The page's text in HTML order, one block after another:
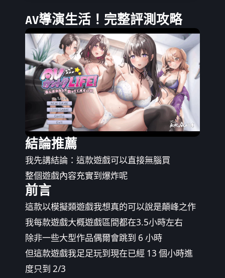
AV導演生活！完整評測攻略
結論推薦
我先講結論：這款遊戲可以直接無腦買
整個遊戲內容充實到爆炸呢
前言
這款以模擬類遊戲我想真的可以說是顛峰之作
我每款遊戲大概遊戲區間都在3.5小時左右
除非一些大型作品偶爾會跳到 6 小時
但這款遊戲我足足玩到現在已經 13 個小時進
度只到 2/3